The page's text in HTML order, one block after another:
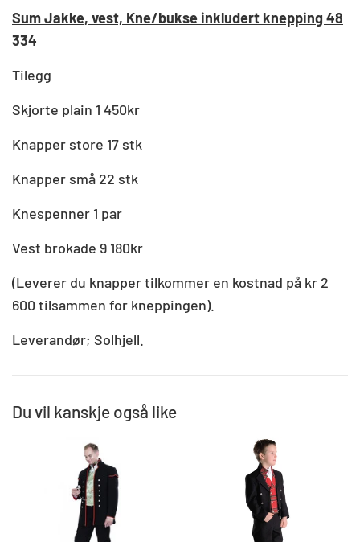
Sum Jakke, vest, Kne/bukse inkludert knepping 48
334
Tilegg
Skjorte plain 1 450kr
Knapper store 17 stk
Knapper små 22 stk
Knespenner 1 par
Vest brokade 9 180kr
(Leverer du knapper tilkommer en kostnad på kr 2
600 tilsammen for kneppingen).
Leverandør; Solhjell.
Du vil kanskje også like